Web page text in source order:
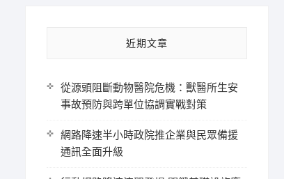
近期文章
從源頭阻斷動物醫院危機：獸醫所生安
事故預防與跨單位協調實戰對策
網路降速半小時政院推企業與民眾備援
通訊全面升級